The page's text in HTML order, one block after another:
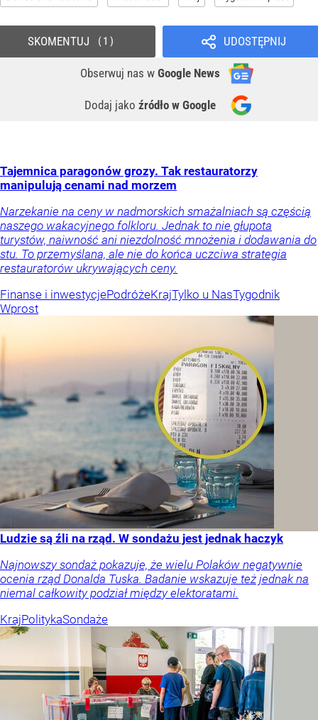
UDOSTĘPNIJ
Obserwuj nas w Google News
Dodaj jako źródło w Google
SKOMENTUJ 1
Tajemnica paragonów grozy. Tak restauratorzy
manipulują cenami nad morzem
Narzekanie na ceny w nadmorskich smażalniach są częścią
naszego wakacyjnego folkloru. Jednak to nie głupota
turystów, naiwność ani niezdolność mnożenia i dodawania do
stu. To przemyślana, ale nie do końca uczciwa strategia
restauratorów ukrywających ceny.
Finanse i inwestycjePodróżeKrajTylko u NasTygodnik
Wprost
Ludzie są źli na rząd. W sondażu jest jednak haczyk
Najnowszy sondaż pokazuje, że wielu Polaków negatywnie
ocenia rząd Donalda Tuska. Badanie wskazuje też jednak na
niemal całkowity podział między elektoratami.
KrajPolitykaSondaże